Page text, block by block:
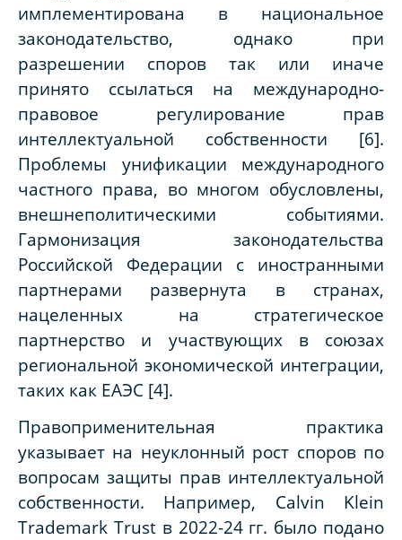
имплементирована в национальное
законодательство, однако при
разрешении споров так или иначе
принято ссылаться на международно-
правовое регулирование прав
интеллектуальной собственности [6].
Проблемы унификации международного
частного права, во многом обусловлены,
внешнеполитическими событиями.
Гармонизация законодательства
Российской Федерации с иностранными
партнерами развернута в странах,
нацеленных на стратегическое
партнерство и участвующих в союзах
региональной экономической интеграции,
таких как ЕАЭС [4].
Правоприменительная практика
указывает на неуклонный рост споров по
вопросам защиты прав интеллектуальной
собственности. Например, Calvin Klein
Trademark Trust в 2022-24 гг. было подано